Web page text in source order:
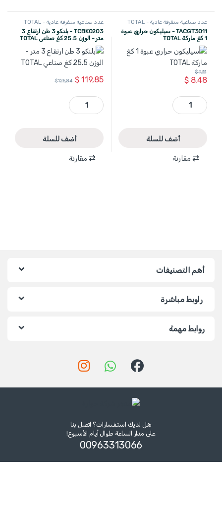
عدد صناعية متفرقة عادية - TOTAL
TACGT3011 - سيليكون حراري عبوة
1 كغ ماركة TOTAL
$8,48
$9,33
TACGT3011 - سيليكون حراري عبوة 1 كغ ماركة TOTAL quantity
أضف للسلة
مقارنة
عدد صناعية متفرقة عادية - TOTAL
TCBK0203 - بلنكو 3 طن ارتفاع 3
متر - الوزن 25.5 كغ صناعي TOTAL
$119,85
$125,84
TCBK0203 - بلنكو 3 طن ارتفاع 3 متر - الوزن 25.5 كغ صناعي TOTAL quantity
أضف للسلة
مقارنة
أهم التصنيفات
راوبط مباشرة
روابط مهمة
هل لديك استفسارات؟ اتصل بنا
على مدار الساعة طوال أيام الأسبوع!
00963313066‏